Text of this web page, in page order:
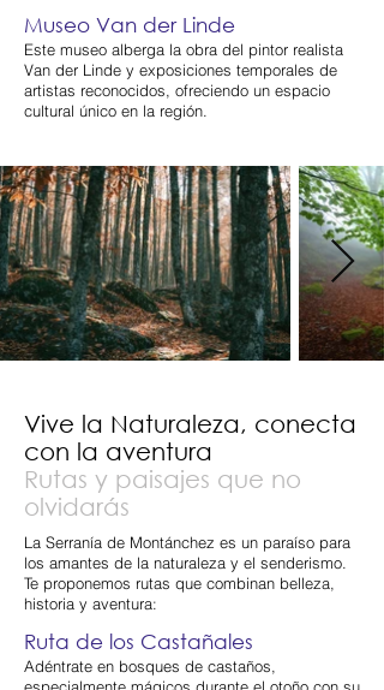
Museo Van der Linde
Este museo alberga la obra del pintor realista
Van der Linde y exposiciones temporales de
artistas reconocidos, ofreciendo un espacio
cultural único en la región​.
Vive la Naturaleza, conecta
con la aventura
Rutas y paisajes que no
olvidarás
La Serranía de Montánchez es un paraíso para
los amantes de la naturaleza y el senderismo.
Te proponemos rutas que combinan belleza,
historia y aventura:
Ruta de los Castañales
Adéntrate en bosques de castaños,